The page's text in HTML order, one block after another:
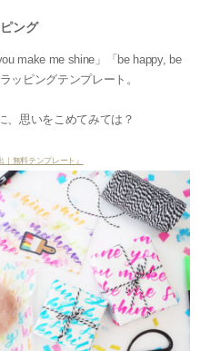
ング
make me shine」「be happy, be
ッピングテンプレート。
、思いをこめてみては？
無料テンプレート』